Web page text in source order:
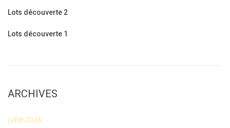
Lots découverte 2
Lots découverte 1
ARCHIVES
juillet 2026